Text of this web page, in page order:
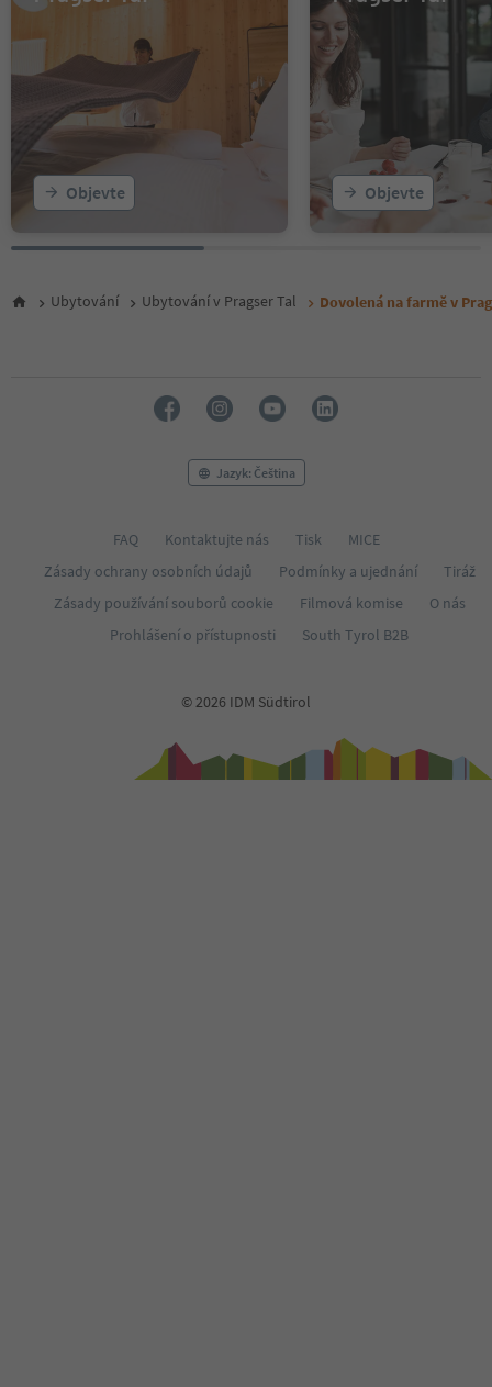
Objevte Objevte
Ubytování Ubytování v Pragser Tal Dovolená na farmě v
Jazyk: Čeština
FAQ Kontaktujte nás Tisk
MICE
Zásady ochrany osobních údajů
Podmínky a ujednání
Tiráž
Zásady používání souborů cookie
Filmová komise
O nás
Prohlášení o přístupnosti
South Tyrol B2B
© 2026 IDM Südtirol